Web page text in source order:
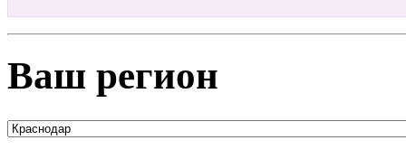
Ваш регион